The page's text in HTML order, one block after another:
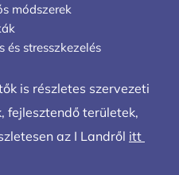
módszerek
és stresszkezelés
is részletes szervezeti
fejlesztendő területek,
az I Landről itt